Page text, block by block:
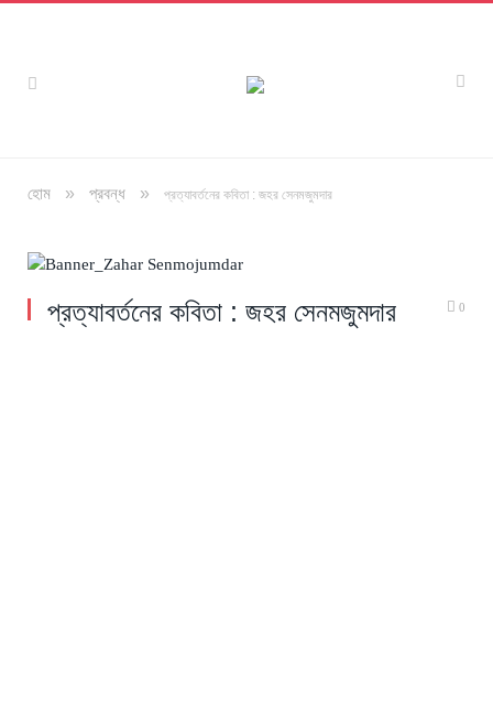
হোম » প্রবন্ধ » প্রত্যাবর্তনের কবিতা : জহর সেনমজুমদার
প্রত্যাবর্তনের কবিতা : জহর সেনমজুমদার 0